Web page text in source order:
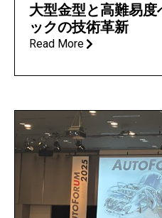
大型金型と高難易
ックの技術革新
Read More